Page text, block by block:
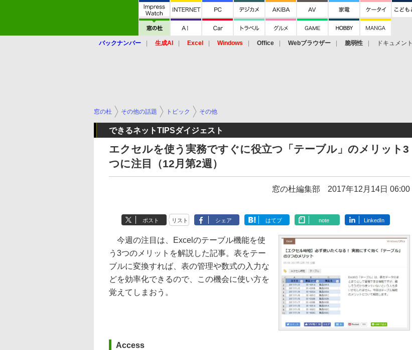
バックナンバー 生成AI Excel Windows Office Webブラウザー 脆弱性 ドキュメント
窓の杜 その他の話題 トピック その他
できるネットTIPSダイジェスト
エクセルを使う実務ですぐに役立つ「テーブル」のメリット3
つに注目（12月第2週）
窓の杜編集部 2017年12月14日 06:00
ポスト リスト シェア はてブ note LinkedIn
今週の注目は、Excelのテーブル機能を使
う3つのメリットを解説した記事。表をテー
ブルに変換すれば、表の管理や数式の入力な
どを効率化できるので、この機会に使い方を
覚えてしまおう。
Access